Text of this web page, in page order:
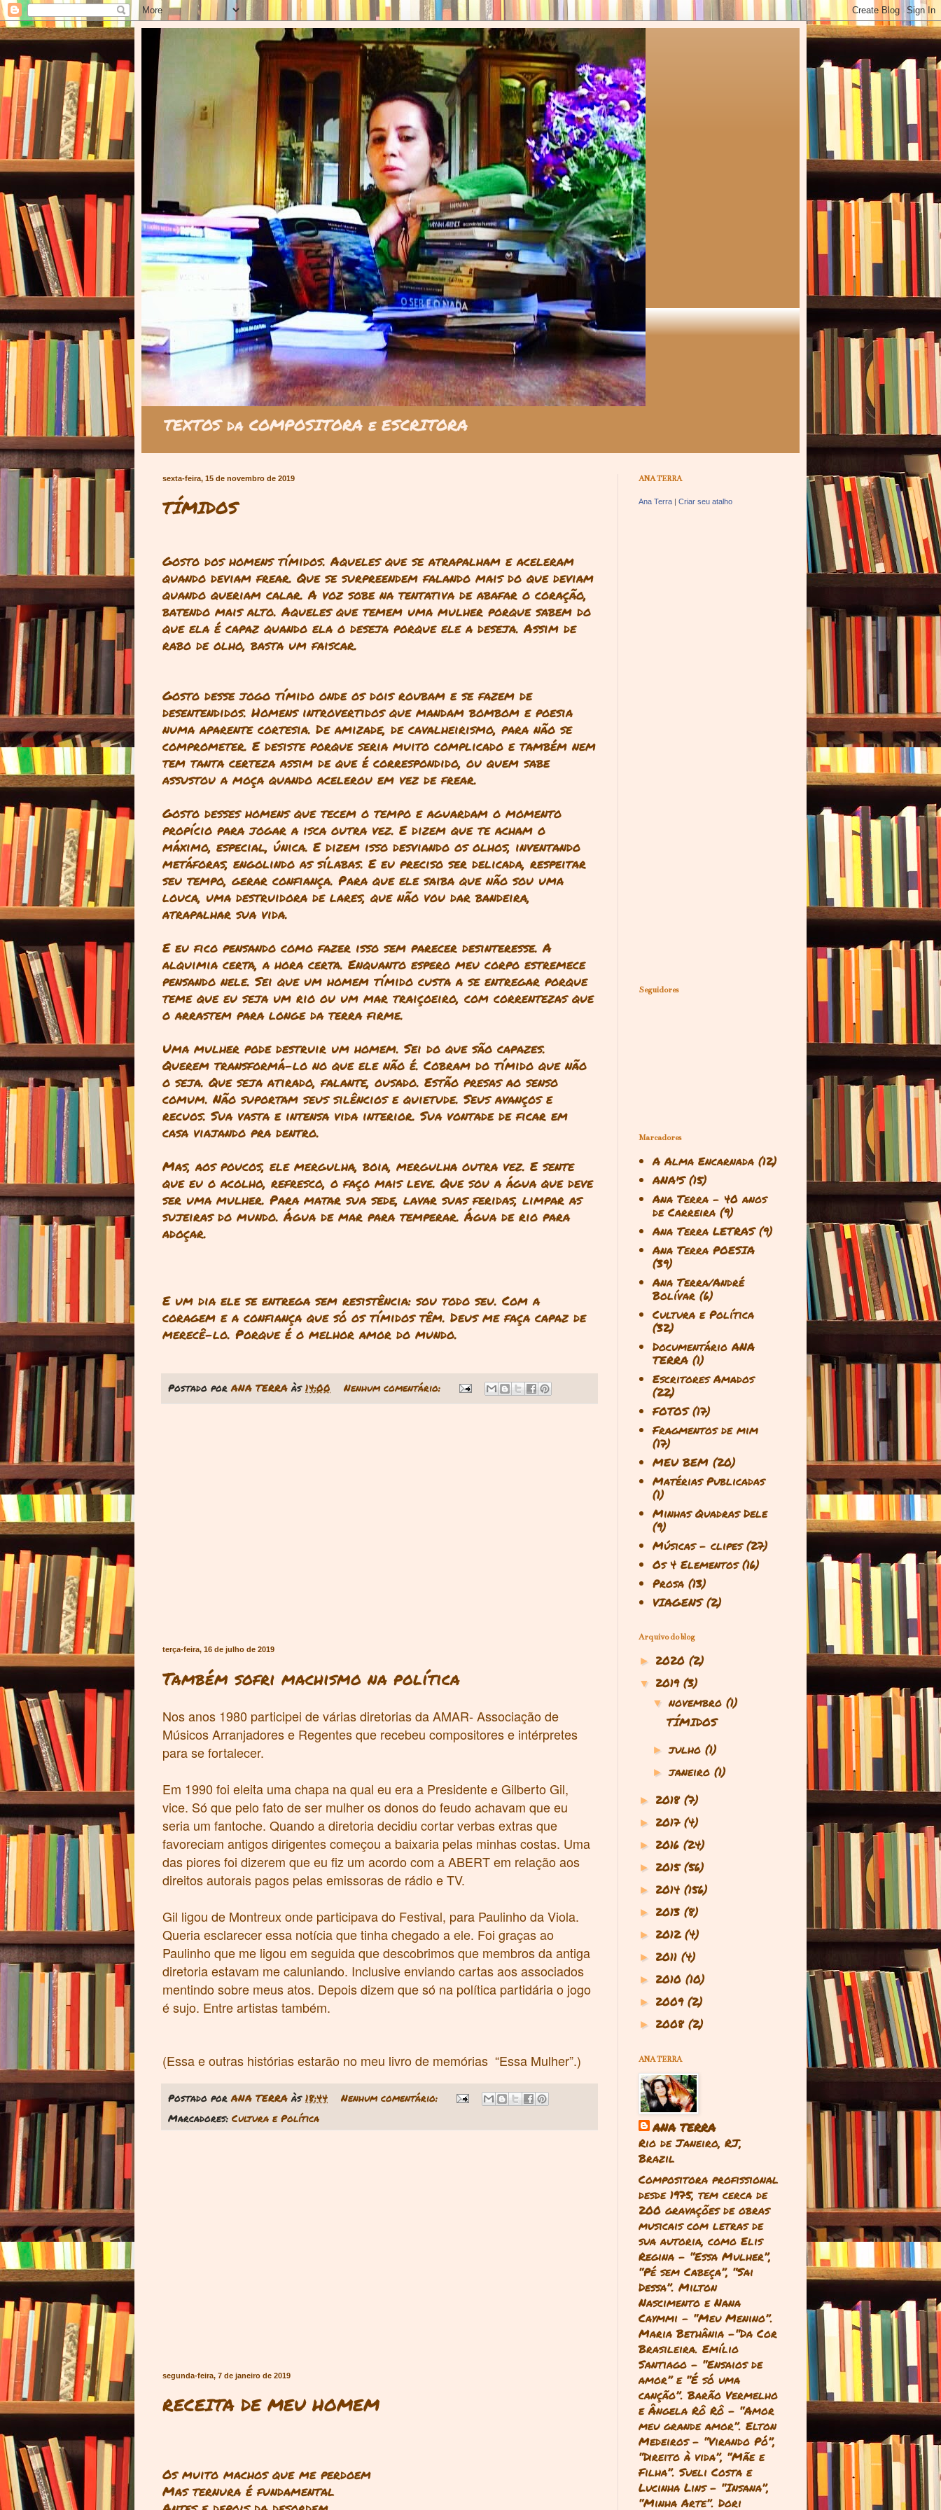
TEXTOS da COMPOSITORA e ESCRITORA
sexta-feira, 15 de novembro de 2019
TÍMIDOS
Gosto dos homens tímidos. Aqueles que se atrapalham e aceleram
quando deviam frear. Que se surpreendem falando mais do que deviam
quando queriam calar. A voz sobe na tentativa de abafar o coração,
batendo mais alto. Aqueles que temem uma mulher porque sabem do
que ela é capaz quando ela o deseja porque ele a deseja. Assim de
rabo de olho, basta um faiscar.
Gosto desse jogo tímido onde os dois roubam e se fazem de
desentendidos. Homens introvertidos que mandam bombom e poesia
numa aparente cortesia. De amizade, de cavalheirismo, para não se
comprometer. E desiste porque seria muito complicado e também nem
tem tanta certeza assim de que é correspondido, ou quem sabe
assustou a moça quando acelerou em vez de frear.
Gosto desses homens que tecem o tempo e aguardam o momento
propício para jogar a isca outra vez. E dizem que te acham o
máximo, especial, única. E dizem isso desviando os olhos, inventando
metáforas, engolindo as sílabas. E eu preciso ser delicada, respeitar
seu tempo, gerar confiança. Para que ele saiba que não sou uma
louca, uma destruidora de lares, que não vou dar bandeira,
atrapalhar sua vida.
E eu fico pensando como fazer isso sem parecer desinteresse. A
alquimia certa, a hora certa. Enquanto espero meu corpo estremece
pensando nele. Sei que um homem tímido custa a se entregar porque
teme que eu seja um rio ou um mar traiçoeiro, com correntezas que
o arrastem para longe da terra firme.
Uma mulher pode destruir um homem. Sei do que são capazes.
Querem transformá-lo no que ele não é. Cobram do tímido que não
o seja. Que seja atirado, falante, ousado. Estão presas ao senso
comum. Não suportam seus silêncios e quietude. Seus avanços e
recuos. Sua vasta e intensa vida interior. Sua vontade de ficar em
casa viajando pra dentro.
Mas, aos poucos, ele mergulha, boia, mergulha outra vez. E sente
que eu o acolho, refresco, o faço mais leve. Que sou a água que deve
ser uma mulher. Para matar sua sede, lavar suas feridas, limpar as
sujeiras do mundo. Água de mar para temperar. Água de rio para
adoçar.
E um dia ele se entrega sem resistência: sou todo seu. Com a
coragem e a confiança que só os tímidos têm. Deus me faça capaz de
merecê-lo. Porque é o melhor amor do mundo.
Postado porANA TERRA às14:00 Nenhum comentário:
terça-feira, 16 de julho de 2019
Também sofri machismo na política
Nos anos 1980 participei de várias diretorias da AMAR- Associação de
Músicos Arranjadores e Regentes que recebeu compositores e intérpretes
para se fortalecer.
Em 1990 foi eleita uma chapa na qual eu era a Presidente e Gilberto Gil,
vice. Só que pelo fato de ser mulher os donos do feudo achavam que eu
seria um fantoche. Quando a diretoria decidiu cortar verbas extras que
favoreciam antigos dirigentes começou a baixaria pelas minhas costas. Uma
das piores foi dizerem que eu fiz um acordo com a ABERT em relação aos
direitos autorais pagos pelas emissoras de rádio e TV.
Gil ligou de Montreux onde participava do Festival, para Paulinho da Viola.
Queria esclarecer essa notícia que tinha chegado a ele. Foi graças ao
Paulinho que me ligou em seguida que descobrimos que membros da antiga
diretoria estavam me caluniando. Inclusive enviando cartas aos associados
mentindo sobre meus atos. Depois dizem que só na política partidária o jogo
é sujo. Entre artistas também.
(Essa e outras histórias estarão no meu livro de memórias “Essa Mulher”.)
Postado porANA TERRA às18:44
Nenhum comentário:
Marcadores: Cultura e Política
segunda-feira, 7 de janeiro de 2019
RECEITA DE MEU HOMEM
Os muito machos que me perdoem
Mas ternura é fundamental
ANA TERRA
Ana Terra | Criar seu atalho
Seguidores
Marcadores
A Alma Encarnada (12)
ANA'S (15)
Ana Terra - 40 anos
de Carreira (9)
Ana Terra LETRAS (9)
Ana Terra POESIA
(39)
Ana Terra/André
Bolívar (6)
Cultura e Política
(32)
Documentário ANA
TERRA (1)
Escritores Amados
(22)
FOTOS (17)
Fragmentos de mim
(17)
MEU BEM (20)
Matérias Publicadas
(1)
Minhas Quadras Dele
(9)
Músicas - clipes (27)
Os 4 Elementos (16)
Prosa (13)
VIAGENS (2)
Arquivo do blog
► 2020 (2)
▼ 2019 (3)
▼novembro(1)
TÍMIDOS
►julho(1)
►janeiro(1)
► 2018 (7)
► 2017 (4)
► 2016 (24)
► 2015(56)
► 2014 (156)
► 2013 (8)
► 2012(4)
► 2011 (4)
► 2010 (10)
► 2009 (2)
► 2008 (2)
ANA TERRA
ANA TERRA
Rio de Janeiro, RJ,
Brazil
Compositora profissional
desde 1975, tem cerca de
200 gravações de obras
musicais com letras de
sua autoria, como Elis
Regina - “Essa Mulher”,
“Pé sem Cabeça”, “Sai
Dessa”. Milton
Nascimento e Nana
Caymmi - “Meu Menino”.
Maria Bethânia -“Da Cor
Brasileira. Emílio
Santiago - “Ensaios de
amor” e “É só uma
canção”. Barão Vermelho
e Ângela Rô Rô - “Amor
meu grande amor”. Elton
Medeiros - “Virando Pó”,
“Direito à vida”, “Mãe e
Filha”. Sueli Costa e
Lucinha Lins - “Insana”,
“Minha Arte”. Dori